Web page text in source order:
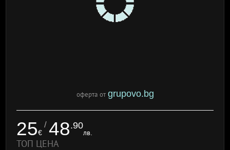
оферта от grupovo.bg
25€
/ 48.90
лв.
ТОП ЦЕНА